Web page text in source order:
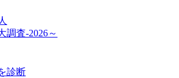
調査-2026～
診断